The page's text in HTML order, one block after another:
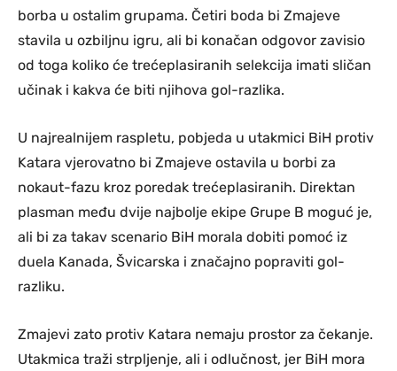
borba u ostalim grupama. Četiri boda bi Zmajeve
stavila u ozbiljnu igru, ali bi konačan odgovor zavisio
od toga koliko će trećeplasiranih selekcija imati sličan
učinak i kakva će biti njihova gol-razlika.
U najrealnijem raspletu, pobjeda u utakmici BiH protiv
Katara vjerovatno bi Zmajeve ostavila u borbi za
nokaut-fazu kroz poredak trećeplasiranih. Direktan
plasman među dvije najbolje ekipe Grupe B moguć je,
ali bi za takav scenario BiH morala dobiti pomoć iz
duela Kanada, Švicarska i značajno popraviti gol-
razliku.
Zmajevi zato protiv Katara nemaju prostor za čekanje.
Utakmica traži strpljenje, ali i odlučnost, jer BiH mora